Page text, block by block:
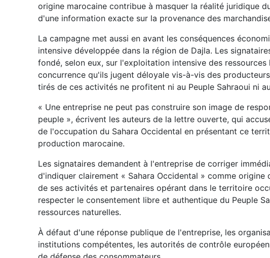
origine marocaine contribue à masquer la réalité juridique
d'une information exacte sur la provenance des
La campagne met aussi en avant les conséquences
intensive développée dans la région de Dajla. Les
fondé, selon eux, sur l'exploitation intensive des
concurrence qu'ils jugent déloyale vis-à-vis des
tirés de ces activités ne profitent ni au Peuple Sahraoui ni
« Une entreprise ne peut pas construire son image de
peuple », écrivent les auteurs de la lettre ouverte, qui
de l'occupation du Sahara Occidental en présentant ce
production marocaine.
Les signataires demandent à l'entreprise de corriger
d'indiquer clairement « Sahara Occidental » comme
de ses activités et partenaires opérant dans le territoire
respecter le consentement libre et authentique du Peuple
ressources naturelles.
À défaut d'une réponse publique de l'entreprise, les
institutions compétentes, les autorités de contrôle